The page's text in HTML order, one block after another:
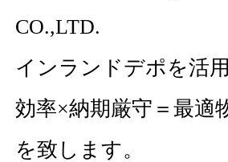
CO.,LTD.
インランドデポを活
効率×納期厳守＝最適
を致します。